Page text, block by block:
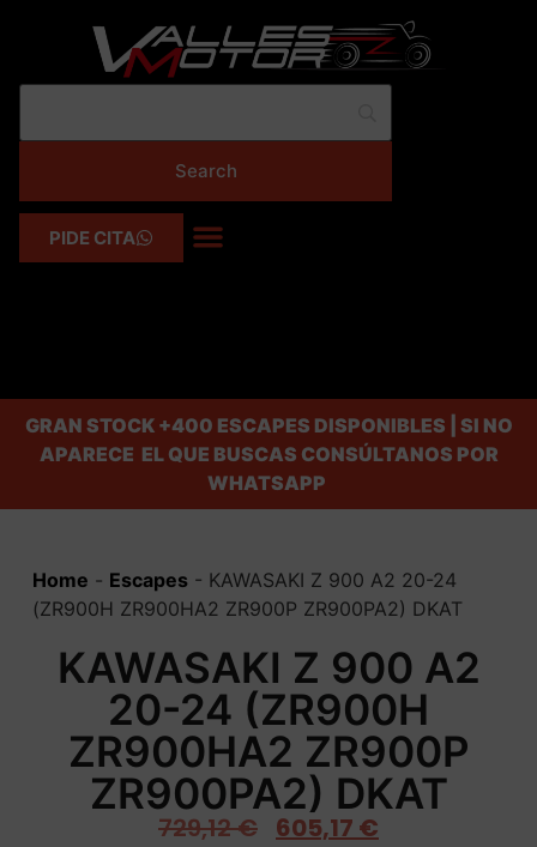
PIDE CITA
GRAN STOCK+400 ESCAPES DISPONIBLES | SI NO
APARECE EL QUE BUSCAS CONSÚLTANOS POR
WHATSAPP
Home - Escapes- KAWASAKI Z 900 A2 20-24
(ZR900H ZR900HA2 ZR900P ZR900PA2) DKAT
KAWASAKI Z 900 A2
20-24 (ZR900H
ZR900HA2 ZR900P
ZR900PA2) DKAT
729,12€ 605,17 €